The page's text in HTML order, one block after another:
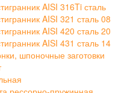
AISI 316Ti сталь
AISI 321 сталь 08
AISI 420 сталь 20
AISI 431 сталь 14
шпоночные заготовки